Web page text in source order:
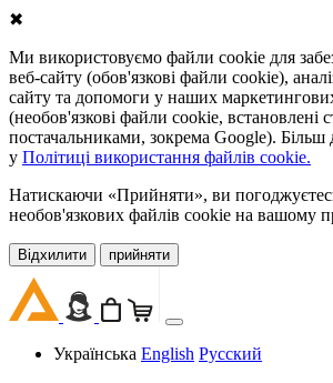
✖
Ми використовуємо файли cookie для
веб-сайту (обов'язкові файли cookie),
сайту та допомоги у наших
(необов'язкові файли cookie, встановлені
постачальниками, зокрема Google). Більш
у Політиці використання файлів cookie.
Натискаючи «Прийняти», ви
необов'язкових файлів cookie на вашому
Відхилити прийняти
Українська English Русский